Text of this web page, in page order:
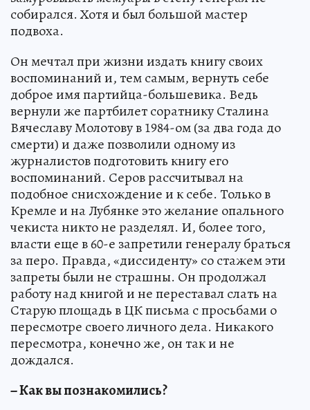
собирался. Хотя и был большой мастер
подвоха.
Он мечтал при жизни издать книгу своих
воспоминаний и, тем самым, вернуть себе
доброе имя партийца-большевика. Ведь
вернули же партбилет соратнику Сталина
Вячеславу Молотову в 1984-ом (за два года до
смерти) и даже позволили одному из
журналистов подготовить книгу его
воспоминаний. Серов рассчитывал на
подобное снисхождение и к себе. Только в
Кремле и на Лубянке это желание опального
чекиста никто не разделял. И, более того,
власти еще в 60-е запретили генералу браться
за перо. Правда, «диссиденту» со стажем эти
запреты были не страшны. Он продолжал
работу над книгой и не переставал слать на
Старую площадь в ЦК письма с просьбами о
пересмотре своего личного дела. Никакого
пересмотра, конечно же, он так и не
дождался.
− Как вы познакомились?